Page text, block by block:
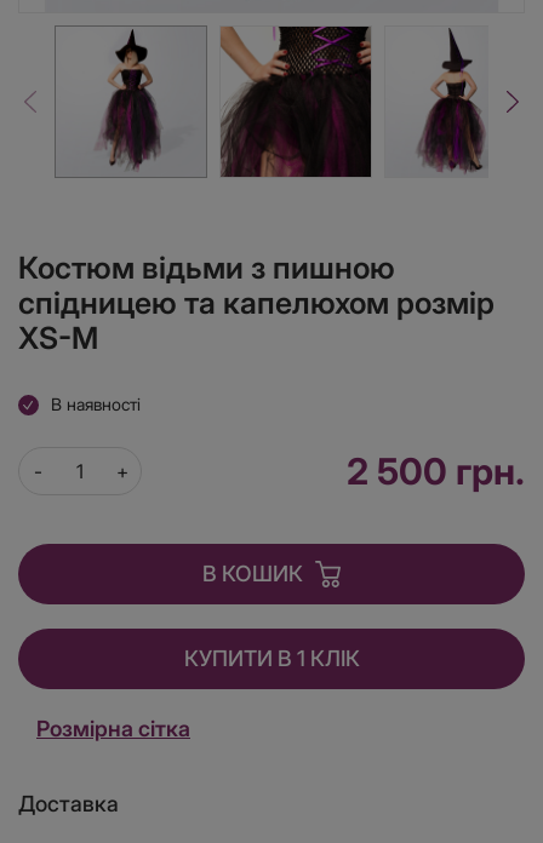
Костюм відьми з пишною
спідницею та капелюхом розмір
XS-M
В наявності
2 500 грн.
В КОШИК
КУПИТИ В 1 КЛІК
Розмірна сітка
Доставка